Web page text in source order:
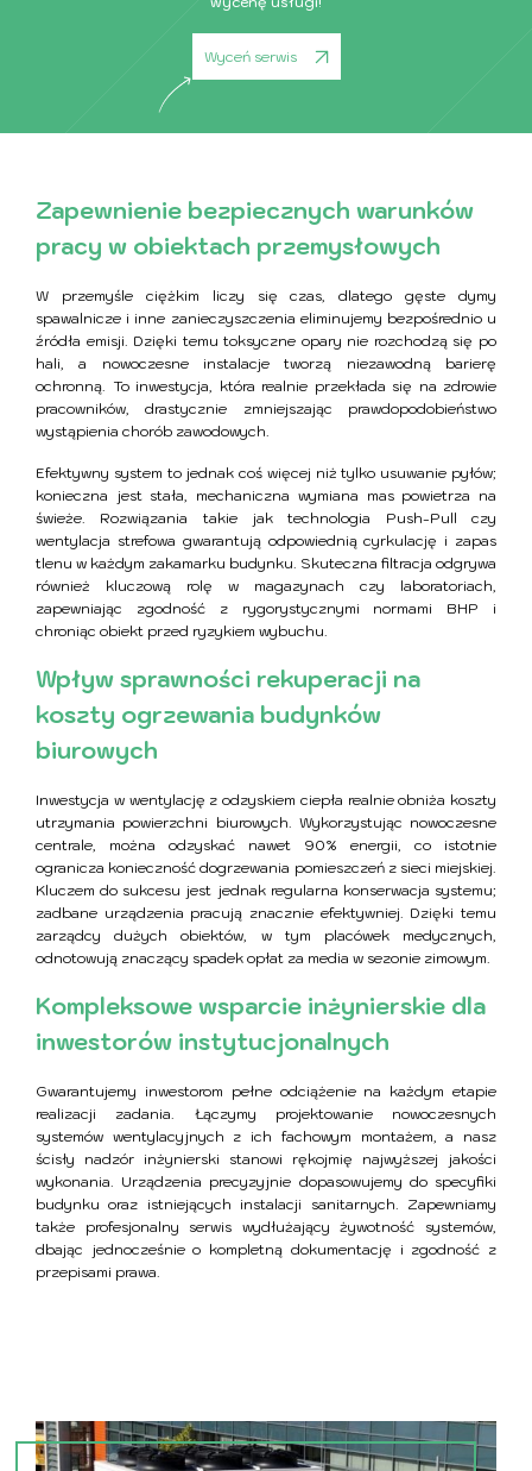
Wyceń serwis
Zapewnienie bezpiecznych warunków
pracy w obiektach przemysłowych
W przemyśle ciężkim liczy się czas, dlatego gęste dymy
spawalnicze i inne zanieczyszczenia eliminujemy bezpośrednio u
źródła emisji. Dzięki temu toksyczne opary nie rozchodzą się po
hali, a nowoczesne instalacje tworzą niezawodną barierę
ochronną. To inwestycja, która realnie przekłada się na zdrowie
pracowników, drastycznie zmniejszając prawdopodobieństwo
wystąpienia chorób zawodowych.
Efektywny system to jednak coś więcej niż tylko usuwanie pyłów;
konieczna jest stała, mechaniczna wymiana mas powietrza na
świeże. Rozwiązania takie jak technologia Push-Pull czy
wentylacja strefowa gwarantują odpowiednią cyrkulację i zapas
tlenu w każdym zakamarku budynku. Skuteczna filtracja odgrywa
również kluczową rolę w magazynach czy laboratoriach,
zapewniając zgodność z rygorystycznymi normami BHP i
chroniąc obiekt przed ryzykiem wybuchu.
Wpływ sprawności rekuperacji na
koszty ogrzewania budynków
biurowych
Inwestycja w wentylację z odzyskiem ciepła realnie obniża koszty
utrzymania powierzchni biurowych. Wykorzystując nowoczesne
centrale, można odzyskać nawet 90% energii, co istotnie
ogranicza konieczność dogrzewania pomieszczeń z sieci miejskiej.
Kluczem do sukcesu jest jednak regularna konserwacja systemu;
zadbane urządzenia pracują znacznie efektywniej. Dzięki temu
zarządcy dużych obiektów, w tym placówek medycznych,
odnotowują znaczący spadek opłat za media w sezonie zimowym.
Kompleksowe wsparcie inżynierskie dla
inwestorów instytucjonalnych
Gwarantujemy inwestorom pełne odciążenie na każdym etapie
realizacji zadania. Łączymy projektowanie nowoczesnych
systemów wentylacyjnych z ich fachowym montażem, a nasz
ścisły nadzór inżynierski stanowi rękojmię najwyższej jakości
wykonania. Urządzenia precyzyjnie dopasowujemy do specyfiki
budynku oraz istniejących instalacji sanitarnych. Zapewniamy
także profesjonalny serwis wydłużający żywotność systemów,
dbając jednocześnie o kompletną dokumentację i zgodność z
przepisami prawa.